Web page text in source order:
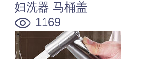
妇洗器 马桶盖
1169